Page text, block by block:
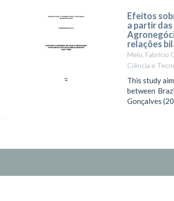
Efeitos
a partir
relações
Melo, Fabrício
Ciência e
This study
between
Gonçalves